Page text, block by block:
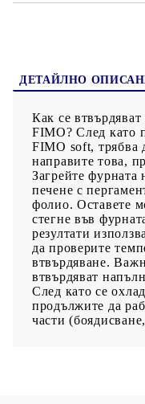
ДЕТАЙЛНО
Как се
FIMO? След като
FIMO soft, трябва
направите това,
Загрейте фурната
печене с
фолио. Оставете
стегне във
резултати
да проверите
втвърдяване.
втвърдяват
След като се
продължите да
части